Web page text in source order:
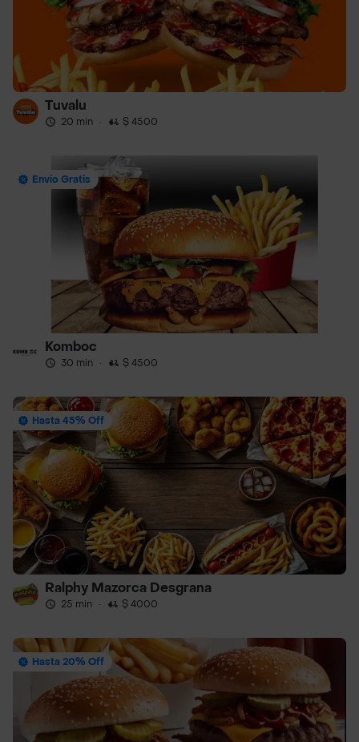
Tuvalu
20 min · $ 4500
Envío Gratis
Komboc
30 min · $ 4500
Hasta 45% Off
Ralphy Mazorca Desgrana
25 min · $ 4000
Hasta 20% Off